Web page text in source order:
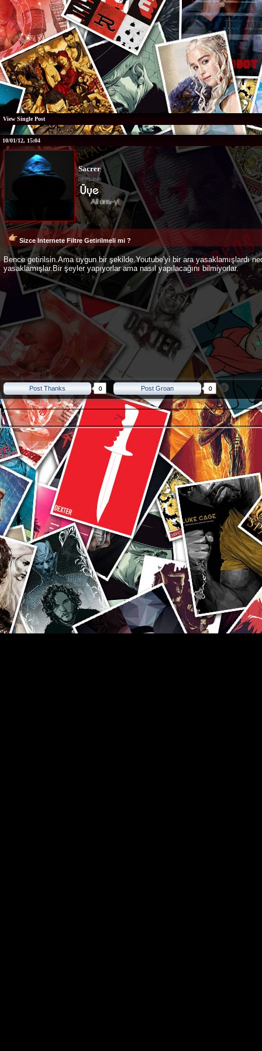
View Single Post
10/01/12, 15:04
Sacrer
Allons-y!
Sizce Internete Filtre Getirilmeli mi ?
Bence getirilsin.Ama uygun bir şekilde.Youtube'yi bir ara yasaklamışlardı
yasaklamışlar.Bir şeyler yapıyorlar ama nasıl yapılacağını bilmiyorlar.
Post Thanks Post Groan